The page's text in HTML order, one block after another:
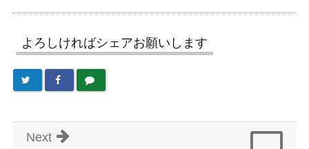
よろしければシェアお願いします
Next